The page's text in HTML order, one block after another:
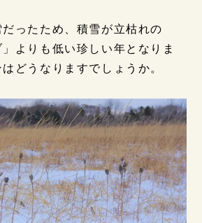
ったため、積雪が立枯れの
」よりも低い珍しい年となりま
どうなりますでしょうか。